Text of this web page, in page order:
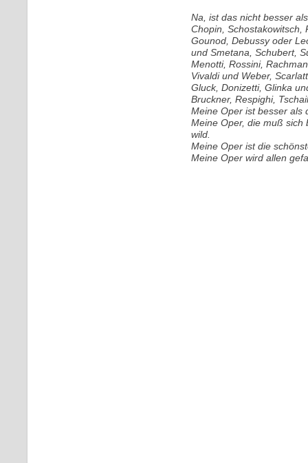
Na, ist das nicht besser
Chopin, Schostakowitsch,
Gounod, Debussy oder
und Smetana, Schubert,
Menotti, Rossini,
Vivaldi und Weber,
Gluck, Donizetti, Glinka
Bruckner, Respighi,
Meine Oper ist besser als
Meine Oper, die muß sich
wild.
Meine Oper ist die
Meine Oper wird allen